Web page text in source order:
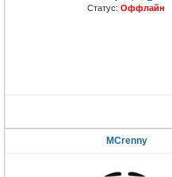
Статус: Оффлайн
MCrenny